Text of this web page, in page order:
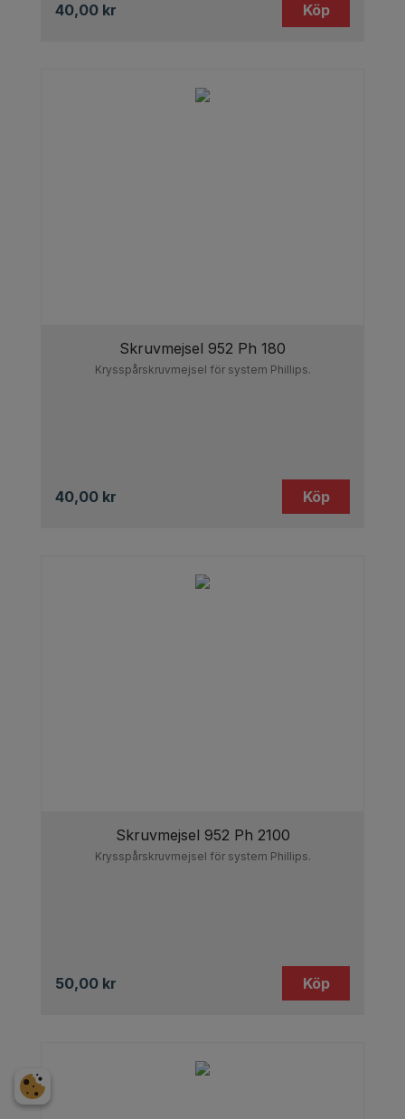
40,00 kr Köp
Skruvmejsel 952 Ph 180
Krysspårskruvmejsel för system Phillips.
40,00 kr Köp
Skruvmejsel 952 Ph 2100
Krysspårskruvmejsel för system Phillips.
50,00 kr Köp